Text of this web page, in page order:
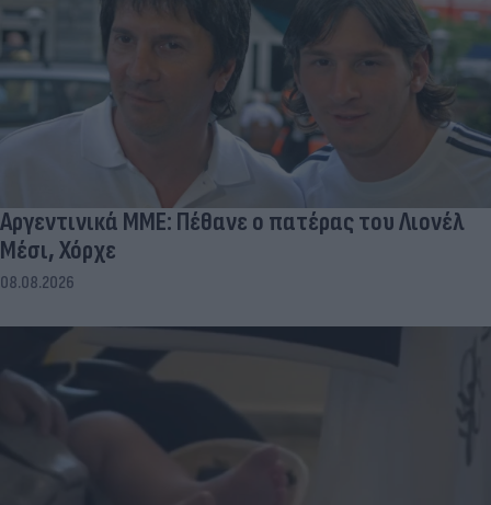
Αργεντινικά ΜΜΕ: Πέθανε ο πατέρας του Λιονέλ
Μέσι, Χόρχε
08.08.2026